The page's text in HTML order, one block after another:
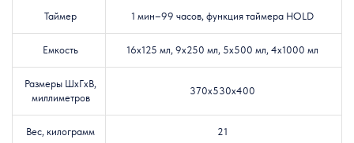
Таймер 1 мин–99 часов, функция таймера HOLD
Емкость 16х125 мл, 9х250 мл, 5х500 мл, 4х1000 мл
Размеры ШxГxВ,
миллиметров
370x530x400
Вес, килограмм 21